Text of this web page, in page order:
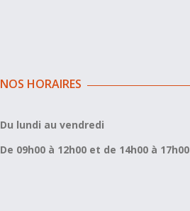
NOS HORAIRES
Du lundi au vendredi
De 09h00 à 12h00 et de 14h00 à 17h00